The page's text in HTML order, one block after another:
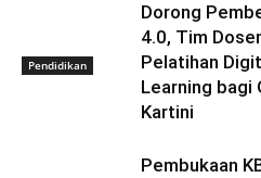
Pendidikan
Dorong
4.0, Tim
Pelatihan
Learning bagi
Kartini
Pembukaan